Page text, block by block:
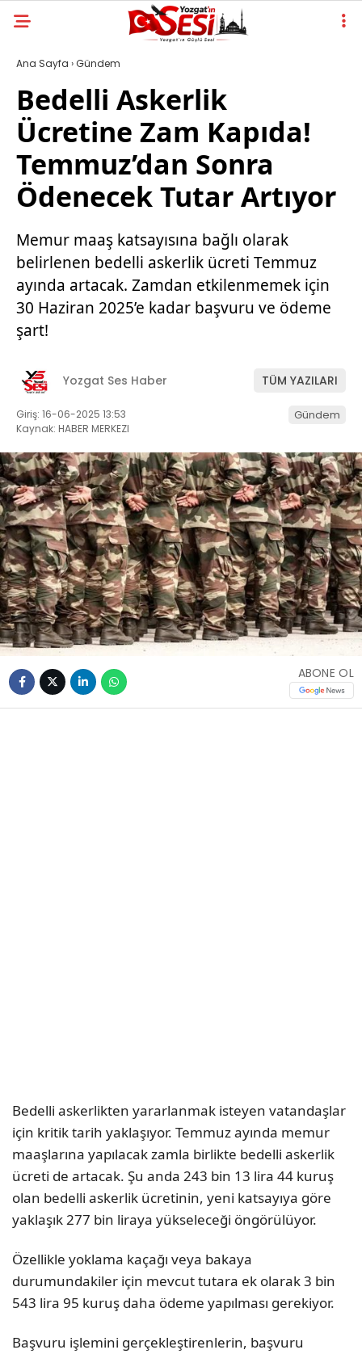
Ana Sayfa ›Gündem
Bedelli Askerlik
Ücretine Zam Kapıda!
Temmuz’dan Sonra
Ödenecek Tutar Artıyor
Memur maaş katsayısına bağlı olarak
belirlenen bedelli askerlik ücreti Temmuz
ayında artacak. Zamdan etkilenmemek için
30 Haziran 2025’e kadar başvuru ve ödeme
şart!
Yozgat Ses Haber TÜM YAZILARI
Giriş: 16-06-2025 13:53
Kaynak: HABER MERKEZI
Gündem
ABONE OL
Bedelli askerlikten yararlanmak isteyen vatandaşlar
için kritik tarih yaklaşıyor. Temmuz ayında memur
maaşlarına yapılacak zamla birlikte bedelli askerlik
ücreti de artacak. Şu anda 243 bin 13 lira 44 kuruş
olan bedelli askerlik ücretinin, yeni katsayıya göre
yaklaşık 277 bin liraya yükseleceği öngörülüyor.
Özellikle yoklama kaçağı veya bakaya
durumundakiler için mevcut tutara ek olarak 3 bin
543 lira 95 kuruş daha ödeme yapılması gerekiyor.
Başvuru işlemini gerçekleştirenlerin, başvuru